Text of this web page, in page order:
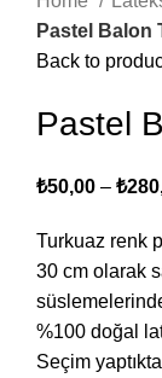
Pastel Balon
Back to
Pastel
₺50,00 – ₺
Turkuaz renk
30 cm olarak
%100 doğal
Seçim